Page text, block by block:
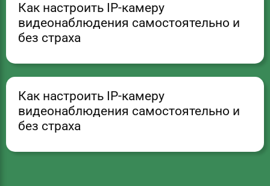
Как настроить IP-камеру
видеонаблюдения самостоятельно и
без страха
Как настроить IP-камеру
видеонаблюдения самостоятельно и
без страха